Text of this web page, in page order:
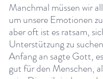
Manchmal müssen wir
um unsere Emotionen
aber oft ist es ratsam,
Unterstützung zu
Anfang an sagte Gott,
gut für den Menschen,